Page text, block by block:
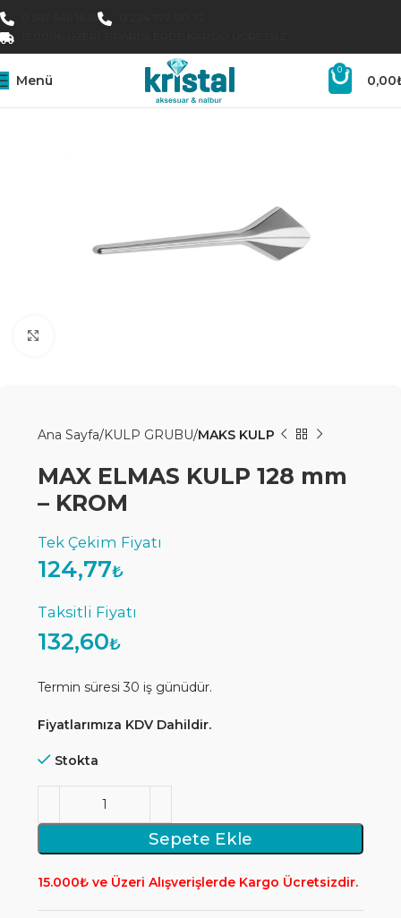
Menü
0
0,00
Ana Sayfa KULP GRUBU MAKS KULP
MAX ELMAS KULP 128 mm
– KROM
124,77₺
132,60₺
Termin süresi 30 iş günüdür.
Fiyatlarımıza KDV Dahildir.
Stokta
Sepete Ekle
15.000₺ ve Üzeri Alışverişlerde Kargo Ücretsizdir.